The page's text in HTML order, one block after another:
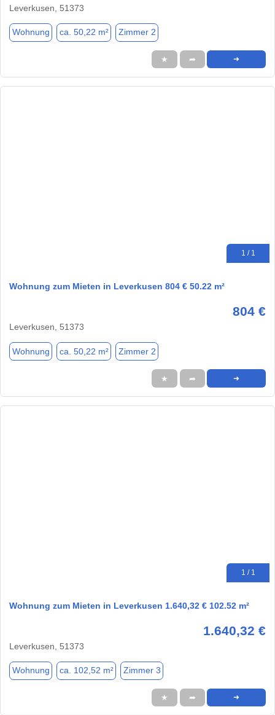
Leverkusen, 51373
Wohnung ca. 50,22 m² Zimmer 2
★ ➦ ➜
1 / 1
Wohnung zum Mieten in Leverkusen 804 € 50.22 m²
804 €
Leverkusen, 51373
Wohnung ca. 50,22 m² Zimmer 2
★ ➦ ➜
1 / 1
Wohnung zum Mieten in Leverkusen 1.640,32 € 102.52 m²
1.640,32 €
Leverkusen, 51373
Wohnung ca. 102,52 m² Zimmer 3
★ ➦ ➜